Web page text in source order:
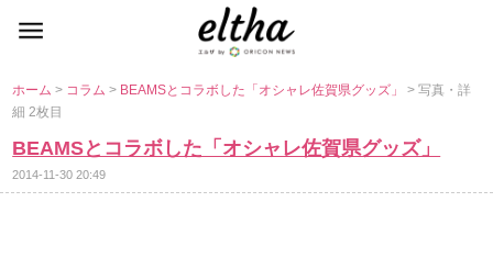
ホーム> コラム> BEAMSとコラボした「オシャレ佐賀県グッズ」> 写真・詳
細 2枚目
BEAMSとコラボした「オシャレ佐賀県グッズ」
2014-11-30 20:49